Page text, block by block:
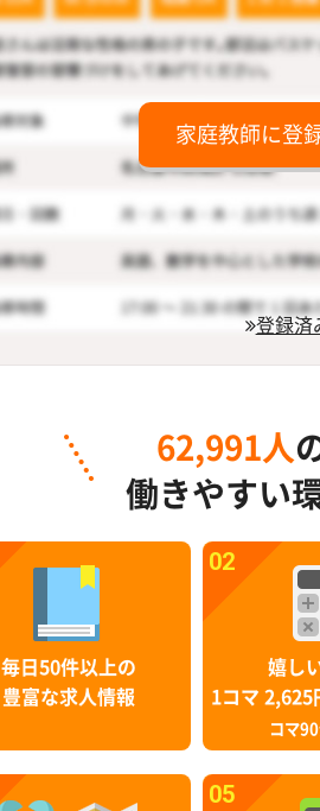
家庭教師に登
登録済
62,991人
働きやすい
毎日50件以上の
豊富な求人情報
02
嬉し
1コマ 2,625
コマ
05